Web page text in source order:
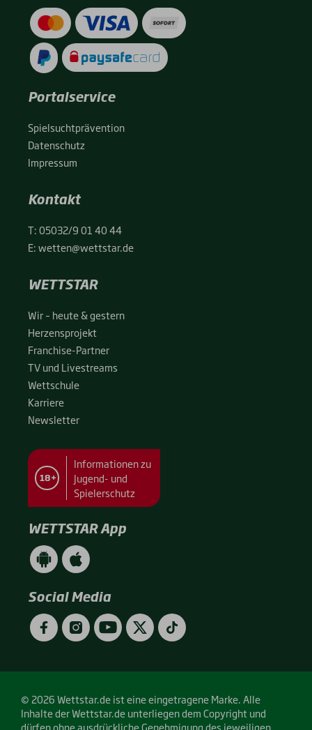
Portalservice
Spiel­sucht­prä­ven­ti­on
Daten­schutz
Impres­sum
Kontakt
T:05032/9 01 40 44
E:wetten@wettstar.de
WETTSTAR
Wir – heu­te & ges­tern
Her­zens­pro­jekt
Fran­chise-Par­t­­ner
TV und Live­streams
Wett­schu­le
Kar­rie­re
News­let­ter
18+
Informationen zu
Jugend- und
Spielerschutz
WETTSTAR App
WETTSTAR
App
(Android
/
Google
Play)
WETTSTAR
App
(Apple
/
App
Store)
Social Media
FacebookInstagramYouTubeTwitterTikTok
© 2026 Wettstar.de ist eine eingetragene Marke. Alle
Inhalte der Wettstar.de unterliegen dem Copyright und
dürfen ohne ausdrückliche Genehmigung des jeweiligen